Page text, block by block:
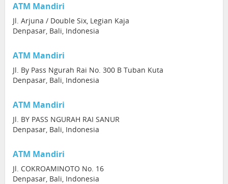
ATM Mandiri
Jl. Arjuna / Double Six, Legian Kaja
Denpasar, Bali, Indonesia
ATM Mandiri
Jl. By Pass Ngurah Rai No. 300 B Tuban Kuta
Denpasar, Bali, Indonesia
ATM Mandiri
Jl. BY PASS NGURAH RAI SANUR
Denpasar, Bali, Indonesia
ATM Mandiri
Jl. COKROAMINOTO No. 16
Denpasar, Bali, Indonesia